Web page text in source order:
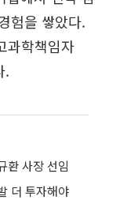
험을 쌓았다.
과학책임자
.
환 사장 선임
더 투자해야